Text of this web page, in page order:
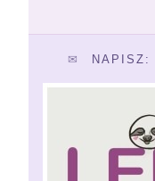
✉ NAPISZ: